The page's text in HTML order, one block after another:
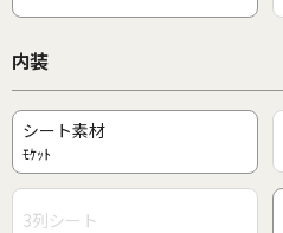
内装
シート素材
ﾓｹｯﾄ
3列シート